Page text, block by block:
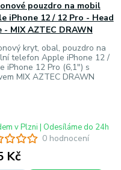
0 hodnocení
pouzdro na mobil
iPhone 12 / 12 Pro - Head
- MIX AZTEC DRAWN
kryt, obal, pouzdro na
telefon Apple iPhone 12 /
iPhone 12 Pro (6,1") s
MIX AZTEC DRAWN
Kč
v Plzni | Odesíláme do 24h